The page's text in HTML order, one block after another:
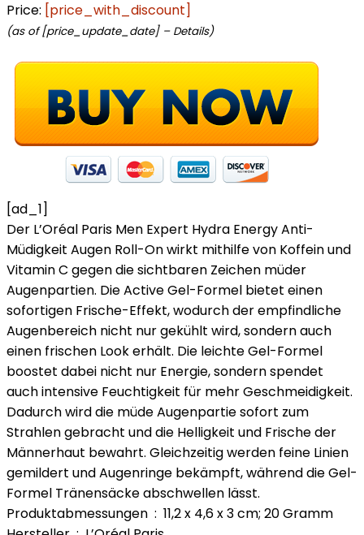
Price: [price_with_discount]
(as of [price_update_date] – Details)
[ad_1]
Der L’Oréal Paris Men Expert Hydra Energy Anti-
Müdigkeit Augen Roll-On wirkt mithilfe von Koffein und
Vitamin C gegen die sichtbaren Zeichen müder
Augenpartien. Die Active Gel-Formel bietet einen
sofortigen Frische-Effekt, wodurch der empfindliche
Augenbereich nicht nur gekühlt wird, sondern auch
einen frischen Look erhält. Die leichte Gel-Formel
boostet dabei nicht nur Energie, sondern spendet
auch intensive Feuchtigkeit für mehr Geschmeidigkeit.
Dadurch wird die müde Augenpartie sofort zum
Strahlen gebracht und die Helligkeit und Frische der
Männerhaut bewahrt. Gleichzeitig werden feine Linien
gemildert und Augenringe bekämpft, während die Gel-
Formel Tränensäcke abschwellen lässt.
Produktabmessungen ‏ : ‎ 11,2 x 4,6 x 3 cm; 20 Gramm